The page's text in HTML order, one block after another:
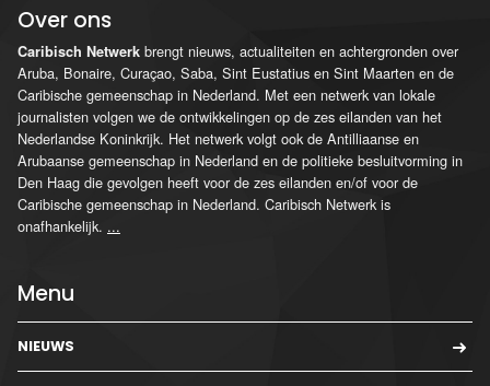
Over ons
Caribisch Netwerk brengt nieuws, actualiteiten en achtergronden over
Aruba, Bonaire, Curaçao, Saba, Sint Eustatius en Sint Maarten en de
Caribische gemeenschap in Nederland. Met een netwerk van lokale
journalisten volgen we de ontwikkelingen op de zes eilanden van het
Nederlandse Koninkrijk. Het netwerk volgt ook de Antilliaanse en
Arubaanse gemeenschap in Nederland en de politieke besluitvorming in
Den Haag die gevolgen heeft voor de zes eilanden en/of voor de
Caribische gemeenschap in Nederland. Caribisch Netwerk is
onafhankelijk. ...
Menu
NIEUWS